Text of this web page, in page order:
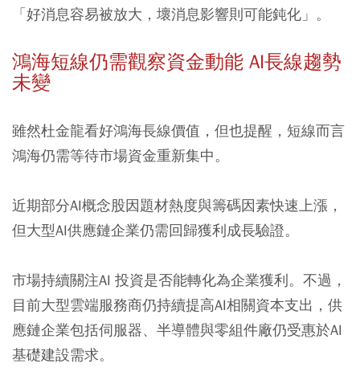
「好消息容易被放大，壞消息影響則可能鈍化」。
鴻海短線仍需觀察資金動能 AI長線趨勢
未變
雖然杜金龍看好鴻海長線價值，但也提醒，短線而言
鴻海仍需等待市場資金重新集中。
近期部分AI概念股因題材熱度與籌碼因素快速上漲，
但大型AI供應鏈企業仍需回歸獲利成長驗證。
市場持續關注AI 投資是否能轉化為企業獲利。不過，
目前大型雲端服務商仍持續提高AI相關資本支出，供
應鏈企業包括伺服器、半導體與零組件廠仍受惠於AI
基礎建設需求。